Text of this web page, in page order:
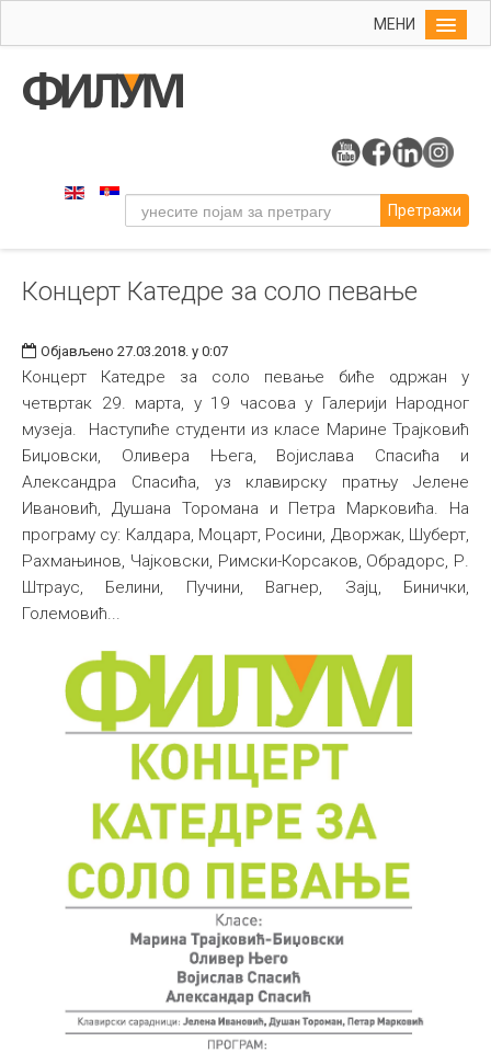
МЕНИ
Упис
Уметност
Музичка уметност
Галерија
Издаваштво
Библиотека
Студенти
Међународна
Претражи
Концерт Катедре за соло певање
Објављено 27.03.2018. у 0:07
Концерт Катедре за соло певање биће одржан у
четвртак 29. марта, у 19 часова у Галерији Народног
музеја. Наступиће студенти из класе Марине Трајковић
Биџовски, Оливера Њега, Војислава Спасића и
Александра Спасића, уз клавирску пратњу Јелене
Ивановић, Душана Торомана и Петра Марковића. На
програму су: Калдара, Моцарт, Росини, Дворжак, Шуберт,
Рахмањинов, Чајковски, Римски-Корсаков, Обрадорс, Р.
Штраус, Белини, Пучини, Вагнер, Зајц, Бинички,
Големовић...